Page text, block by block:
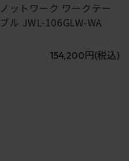
ノットワーク ワークテー
ブル JWL-106GLW-WA
154,200円 (税込)